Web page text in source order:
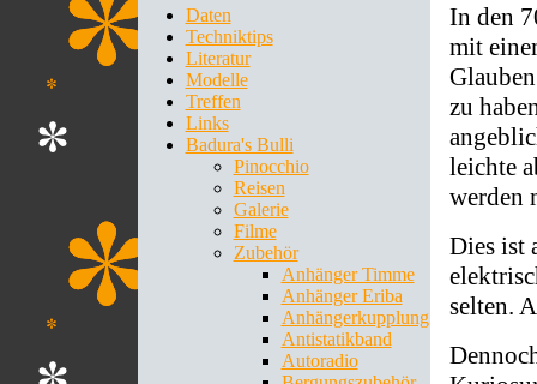
Daten
Techniktips
Literatur
Modelle
Treffen
Links
Badura's Bulli
Pinocchio
Reisen
Galerie
Filme
Zubehör
Anhänger Timme
Anhänger Eriba
Anhängerkupplung
Antistatikband
Autoradio
In den
mit
zu
leichte
werden
Dies ist
selten.